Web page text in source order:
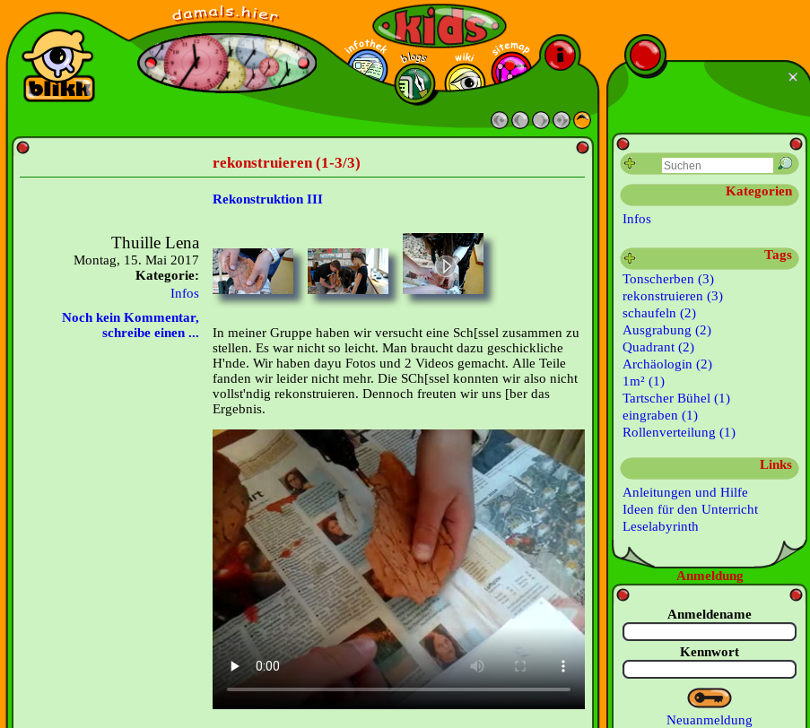
rekonstruieren (1-3/3)
Rekonstruktion III
Thuille Lena
Montag, 15. Mai 2017
Kategorie:
Infos
Noch kein Kommentar,
schreibe einen ...
In meiner Gruppe haben wir versucht eine Sch[ssel zusammen zu
stellen. Es war nicht so leicht. Man braucht dazu geschickliche
H'nde. Wir haben dayu Fotos und 2 Videos gemacht. Alle Teile
fanden wir leider nicht mehr. Die SCh[ssel konnten wir also nicht
vollst'ndig rekonstruieren. Dennoch freuten wir uns [ber das
Ergebnis.
Kategorien
Infos
Tags
Tonscherben (3)
rekonstruieren (3)
schaufeln (2)
Ausgrabung (2)
Quadrant (2)
Archäologin (2)
1m² (1)
Tartscher Bühel (1)
eingraben (1)
Rollenverteilung (1)
Links
Anleitungen und Hilfe
Ideen für den Unterricht
Leselabyrinth
Anmeldung
Anmeldename
Kennwort
Neuanmeldung